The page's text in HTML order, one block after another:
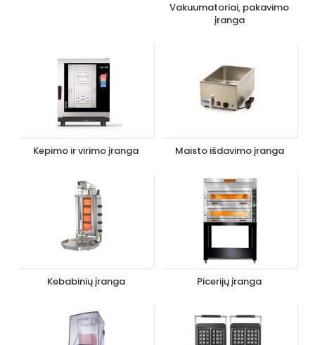
Vakuumatoriai, pakavimo
įranga
Kepimo ir virimo įranga Maisto išdavimo įranga
Kebabinių įranga Picerijų įranga